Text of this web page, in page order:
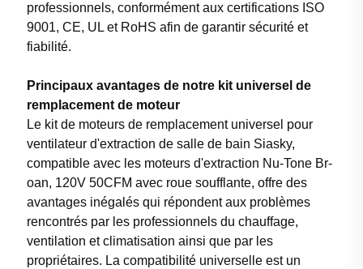
professionnels, conformément aux certifications ISO
9001, CE, UL et RoHS afin de garantir sécurité et
fiabilité.
Principaux avantages de notre kit universel de
remplacement de moteur
Le kit de moteurs de remplacement universel pour
ventilateur d'extraction de salle de bain Siasky,
compatible avec les moteurs d'extraction Nu-Tone Br-
oan, 120V 50CFM avec roue soufflante, offre des
avantages inégalés qui répondent aux problèmes
rencontrés par les professionnels du chauffage,
ventilation et climatisation ainsi que par les
propriétaires. La compatibilité universelle est un